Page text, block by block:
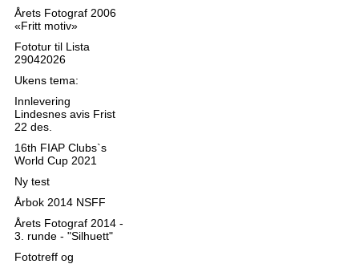
Årets Fotograf 2006
«Fritt motiv»
Fototur til Lista
29042026
Ukens tema:
Innlevering
Lindesnes avis Frist
22 des.
16th FIAP Clubs`s
World Cup 2021
Ny test
Årbok 2014 NSFF
Årets Fotograf 2014 -
3. runde - "Silhuett"
Fototreff og